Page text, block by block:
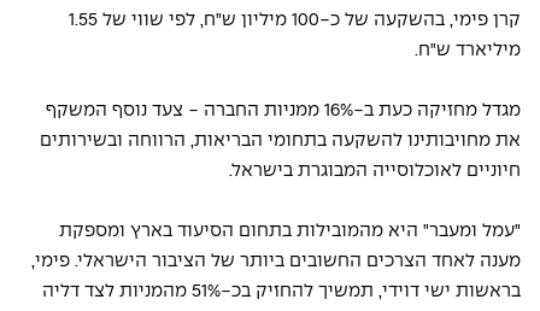
מיליארד ש"ח.
מגדל מחזיקה כעת ב-16% ממניות החברה - צעד נוסף המשקף
את מחויבותינו להשקעה בתחומי הבריאות, הרווחה ובשירותים
חיוניים לאוכלוסייה המבוגרת בישראל.
"עמל ומעבר" היא מהמובילות בתחום הסיעוד בארץ ומספקת
מענה לאחד הצרכים החשובים ביותר של הציבור הישראלי. פימי,
בראשות ישי דוידי, תמשיך להחזיק בכ-51% מהמניות לצד דליה